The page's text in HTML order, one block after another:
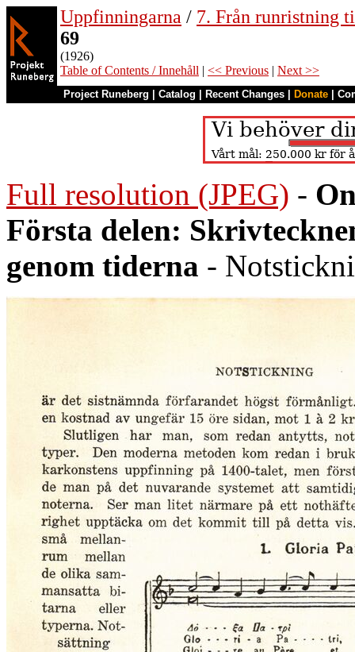
Uppfinningarna / 7. Från runristning
69
(1926)
Table of Contents / Innehåll | << Previous | Next >>
Project Runeberg Catalog Recent Changes Donate
Full resolution (JPEG) -
Första delen:
genom tiderna -